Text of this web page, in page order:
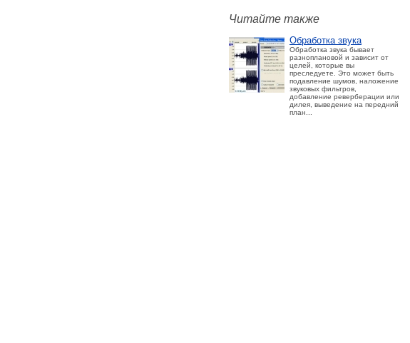
Читайте также
Обработка звука
Обработка звука бывает
разноплановой и зависит от
целей, которые вы
преследуете. Это может быть
подавление шумов, наложение
звуковых фильтров,
добавление реверберации или
дилея, выведение на передний
план...